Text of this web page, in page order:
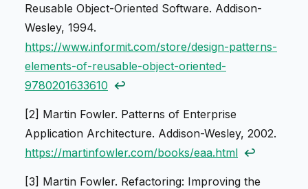
Reusable Object-Oriented Software. Addison-
Wesley, 1994.
https://www.informit.com/store/design-patterns-
elements-of-reusable-object-oriented-
9780201633610 ↩
[2] Martin Fowler. Patterns of Enterprise
Application Architecture. Addison-Wesley, 2002.
https://martinfowler.com/books/eaa.html ↩
[3] Martin Fowler. Refactoring: Improving the